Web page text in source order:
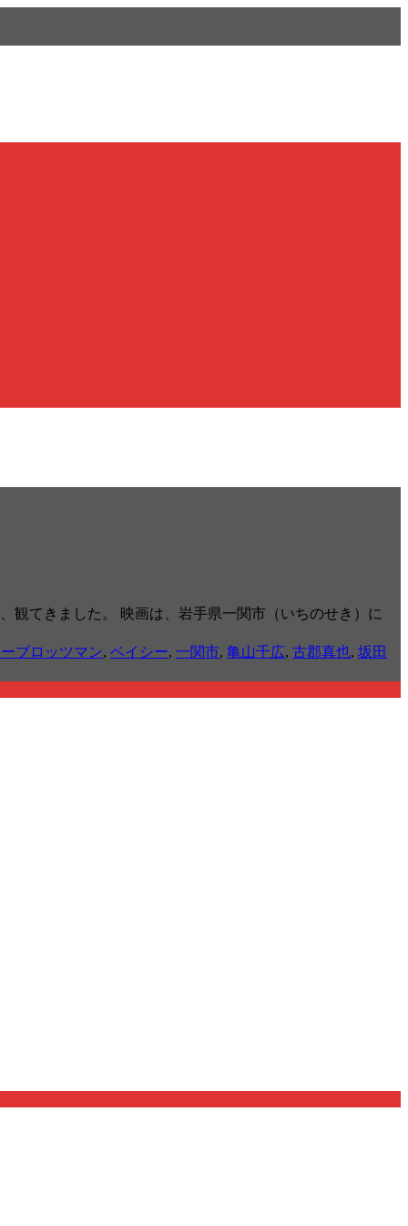
観てきました。 映画は、岩手県一関市（いちのせき）に
ブロッツマン, ベイシー, 一関市, 亀山千広, 古郡真也, 坂田